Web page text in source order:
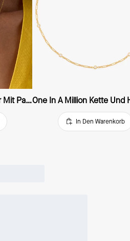
Everyday Spade Anhänger Mit Pavé, Extraklein
In Den Warenkorb